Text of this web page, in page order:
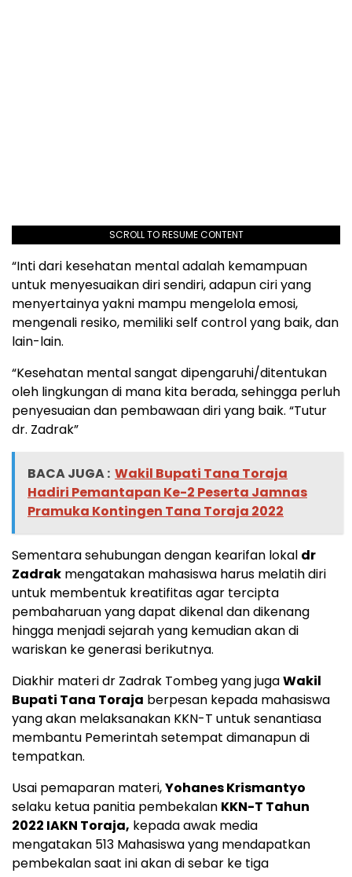
SCROLL TO RESUME CONTENT
“Inti dari kesehatan mental adalah kemampuan
untuk menyesuaikan diri sendiri, adapun ciri yang
menyertainya yakni mampu mengelola emosi,
mengenali resiko, memiliki self control yang baik, dan
lain-lain.
“Kesehatan mental sangat dipengaruhi/ditentukan
oleh lingkungan di mana kita berada, sehingga perluh
penyesuaian dan pembawaan diri yang baik. “Tutur
dr. Zadrak”
BACA JUGA : Wakil Bupati Tana Toraja
Hadiri Pemantapan Ke-2 Peserta Jamnas
Pramuka Kontingen Tana Toraja 2022
Sementara sehubungan dengan kearifan lokal dr
Zadrak mengatakan mahasiswa harus melatih diri
untuk membentuk kreatifitas agar tercipta
pembaharuan yang dapat dikenal dan dikenang
hingga menjadi sejarah yang kemudian akan di
wariskan ke generasi berikutnya.
Diakhir materi dr Zadrak Tombeg yang jugaWakil
Bupati Tana Toraja berpesan kepada mahasiswa
yang akan melaksanakan KKN-T untuk senantiasa
membantu Pemerintah setempat dimanapun di
tempatkan.
Usai pemaparan materi,Yohanes Krismantyo
selaku ketua panitia pembekalan KKN-T Tahun
2022 IAKN Toraja, kepada awak media
mengatakan 513 Mahasiswa yang mendapatkan
pembekalan saat ini akan di sebar ke tiga